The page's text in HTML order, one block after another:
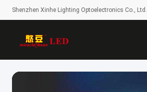
Shenzhen Xinhe Lighting Optoelectronics Co., Ltd.